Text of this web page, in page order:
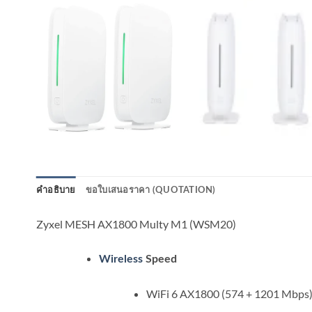
คำอธิบาย ขอใบเสนอราคา (QUOTATION)
Zyxel MESH AX1800 Multy M1 (WSM20)
WirelessSpeed
WiFi 6 AX1800 (574 + 1201